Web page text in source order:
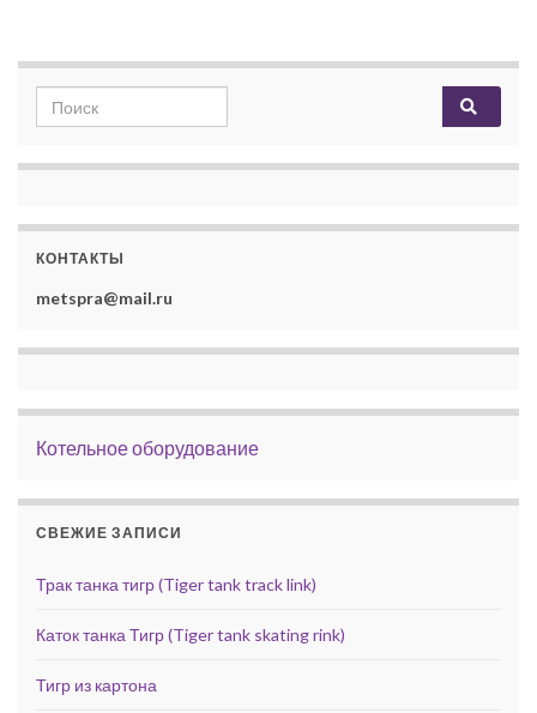
Search for:
КОНТАКТЫ
metspra@mail.ru
Котельное оборудование
СВЕЖИЕ ЗАПИСИ
Трак танка тигр (Tiger tank track link)
Каток танка Тигр (Tiger tank skating rink)
Тигр из картона